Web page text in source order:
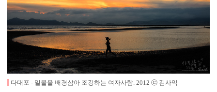
다대포 - 일몰을 배경삼아 조깅하는 여자사람 2012 ⓒ 김사익